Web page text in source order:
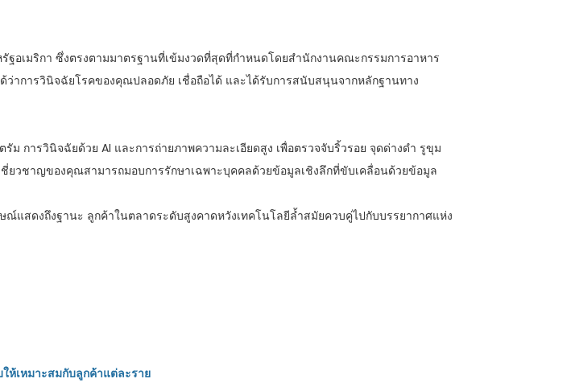
ฐอเมริกา ซึ่งตรงตามมาตรฐานที่เข้มงวดที่สุดที่กำหนดโดยสำนักงานคณะกรรมการอาหาร
าการวินิจฉัยโรคของคุณปลอดภัย เชื่อถือได้ และได้รับการสนับสนุนจากหลักฐานทาง
การวินิจฉัยด้วย AI และการถ่ายภาพความละเอียดสูง เพื่อตรวจจับริ้วรอย จุดด่างดำ รูขุม
ยวชาญของคุณสามารถมอบการรักษาเฉพาะบุคคลด้วยข้อมูลเชิงลึกที่ขับเคลื่อนด้วยข้อมูล
แสดงถึงฐานะ ลูกค้าในตลาดระดับสูงคาดหวังเทคโนโลยีล้ำสมัยควบคู่ไปกับบรรยากาศแห่ง
ห้เหมาะสมกับลูกค้าแต่ละราย